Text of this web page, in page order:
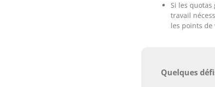
Si les
travail
les points
Quelques